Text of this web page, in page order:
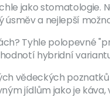
jako stomatologie.
a nejlepší
Tyhle polopevné
hybridní
vědeckých
jídlům jako je